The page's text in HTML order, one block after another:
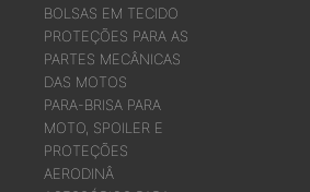
BOLSAS EM TECIDO
PROTEÇÕES PARA AS
PARTES MECÂNICAS
DAS MOTOS
PARA-BRISA PARA
MOTO, SPOILER E
PROTEÇÕES
AERODINÂ